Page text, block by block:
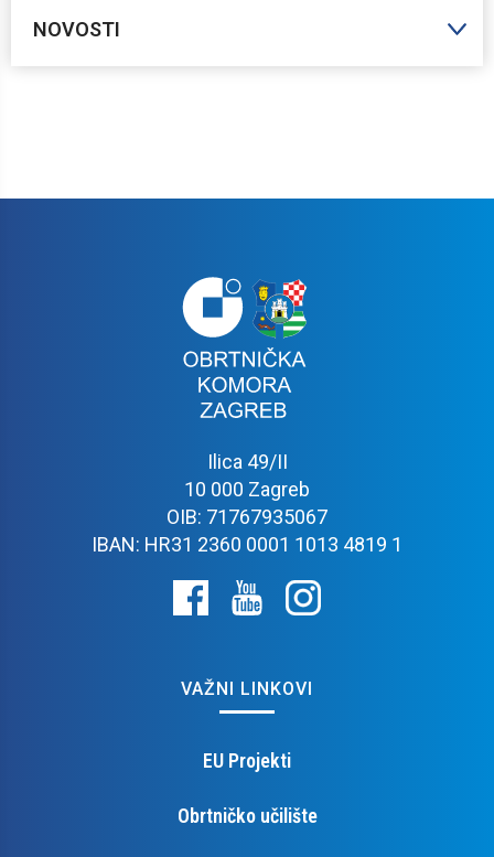
NOVOSTI
Ilica 49/II
10 000 Zagreb
OIB: 71767935067
IBAN: HR31 2360 0001 1013 4819 1
VAŽNI LINKOVI
EU Projekti
Obrtničko učilište